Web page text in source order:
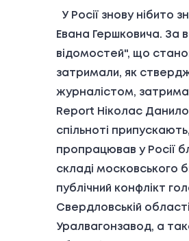
У Росії знову
Евана Гершковича. За
відомостей", що
затримали, як
журналістом,
Report Ніколас
спільноті
пропрацював у Росії
складі московського
публічний конфлікт
Свердловській
Уралвагонзавод, а